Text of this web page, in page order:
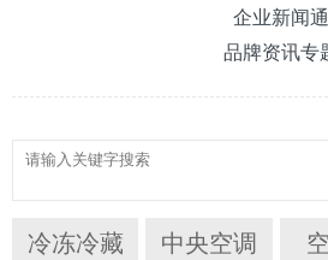
企业新闻通
品牌资讯专
冷冻冷藏 中央空调